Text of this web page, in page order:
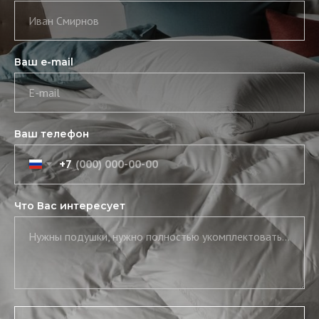
Иван Смирнов
Ваш e-mail
E-mail
Ваш телефон
+7
Что Вас интересует
Нужны подушки, нужно полностью укомплектовать постель, нужны скатерть и салфетки